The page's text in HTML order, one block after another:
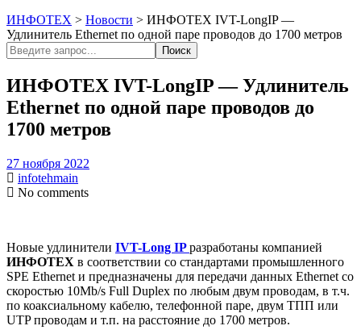
ИНФОТЕХ > Новости > ИНФОТЕХ IVT-LongIP —
Удлинитель Ethernet по одной паре проводов до 1700 метров
Поиск
Поиск
ИНФОТЕХ IVT-LongIP — Удлинитель
Ethernet по одной паре проводов до
1700 метров
27 ноября 2022
infotehmain
No comments
Новые удлинители IVT-Long IPразработаны компанией
ИНФОТЕХ в соответствии со стандартами промышленного
SPE Ethernet и предназначены для передачи данных Ethernet со
скоростью 10Mb/s Full Duplex по любым двум проводам, в т.ч.
по коаксиальному кабелю, телефонной паре, двум ТПП или
UTP проводам и т.п. на расстояние до 1700 метров.